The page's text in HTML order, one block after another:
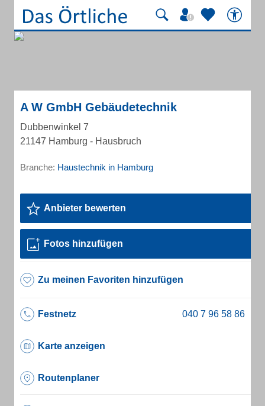
A W GmbH Gebäudetechnik
Dubbenwinkel 7
21147 Hamburg - Hausbruch
Branche: Haustechnik in Hamburg
Anbieter bewerten
Fotos hinzufügen
Zu meinen Favoriten hinzufügen
Festnetz
Karte anzeigen
Routenplaner